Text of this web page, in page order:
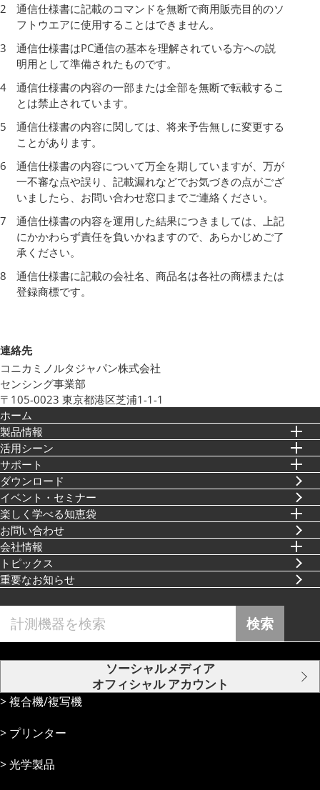
通信仕様書に記載のコマンドを無断で商用販売目的のソ
フトウエアに使用することはできません。
通信仕様書はPC通信の基本を理解されている方への説
明用として準備されたものです。
通信仕様書の内容の一部または全部を無断で転載するこ
とは禁止されています。
通信仕様書の内容に関しては、将来予告無しに変更する
ことがあります。
通信仕様書の内容について万全を期していますが、万が
一不審な点や誤り、記載漏れなどでお気づきの点がござ
いましたら、お問い合わせ窓口までご連絡ください。
通信仕様書の内容を運用した結果につきましては、上記
にかかわらず責任を負いかねますので、あらかじめご了
承ください。
通信仕様書に記載の会社名、商品名は各社の商標または
登録商標です。
連絡先
コニカミノルタジャパン株式会社
センシング事業部
〒105-0023 東京都港区芝浦1-1-1
ホーム
製品情報
活⽤シーン
イベント・セミナー
楽しく学べる知恵袋
サポート
お問い合わせ
ダウンロード
会社情報
トピックス
重要なお知らせ
検索
ソーシャルメディア
オフィシャル アカウント
複合機/複写機
プリンター
光学製品